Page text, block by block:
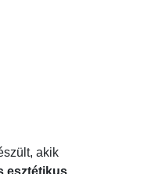
akik
esztétikus